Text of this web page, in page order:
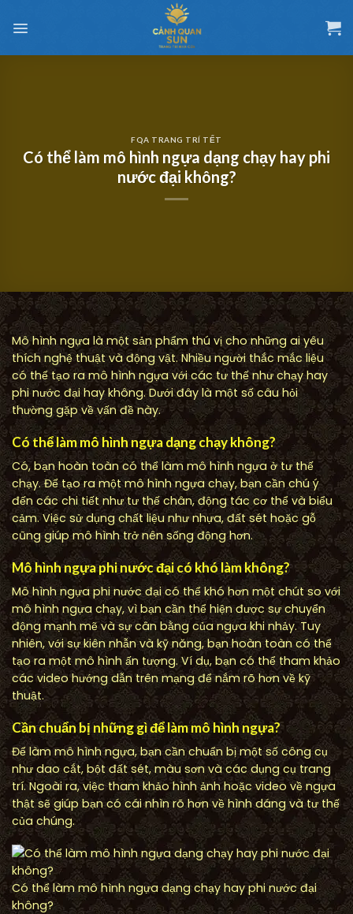
đến
dung
FQA TRANG TRÍ TẾT
Có thể làm mô hình ngựa dạng chạy hay phi
nước đại không?
Mô hình ngựa là một sản phẩm thú vị cho những ai yêu
thích nghệ thuật và động vật. Nhiều người thắc mắc liệu
có thể tạo ra mô hình ngựa với các tư thế như chạy hay
phi nước đại hay không. Dưới đây là một số câu hỏi
thường gặp về vấn đề này.
Có thể làm mô hình ngựa dạng chạy không?
Có, bạn hoàn toàn có thể làm mô hình ngựa ở tư thế
chạy. Để tạo ra một mô hình ngựa chạy, bạn cần chú ý
đến các chi tiết như tư thế chân, động tác cơ thể và biểu
cảm. Việc sử dụng chất liệu như nhựa, đất sét hoặc gỗ
cũng giúp mô hình trở nên sống động hơn.
Mô hình ngựa phi nước đại có khó làm không?
Mô hình ngựa phi nước đại có thể khó hơn một chút so với
mô hình ngựa chạy, vì bạn cần thể hiện được sự chuyển
động mạnh mẽ và sự cân bằng của ngựa khi nhảy. Tuy
nhiên, với sự kiên nhẫn và kỹ năng, bạn hoàn toàn có thể
tạo ra một mô hình ấn tượng. Ví dụ, bạn có thể tham khảo
các video hướng dẫn trên mạng để nắm rõ hơn về kỹ
thuật.
Cần chuẩn bị những gì để làm mô hình ngựa?
Để làm mô hình ngựa, bạn cần chuẩn bị một số công cụ
như dao cắt, bột đất sét, màu sơn và các dụng cụ trang
trí. Ngoài ra, việc tham khảo hình ảnh hoặc video về ngựa
thật sẽ giúp bạn có cái nhìn rõ hơn về hình dáng và tư thế
của chúng.
Có thể làm mô hình ngựa dạng chạy hay phi nước đại
không?